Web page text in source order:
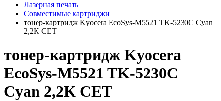
Лазерная печать
Совместимые картриджи
тонер-картридж Kyocera EcoSys-M5521 TK-5230C Cyan
2,2K CET
тонер-картридж Kyocera
EcoSys-M5521 TK-5230C
Cyan 2,2K CET